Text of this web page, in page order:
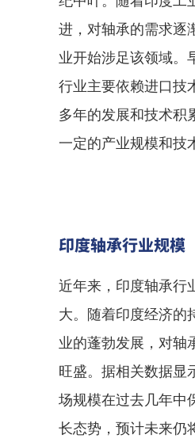
进，对轴承的需求逐
业开始涉足该领域。
行业主要依赖进口技
多年的发展和技术积
一定的产业规模和技
印度轴承行业规模
近年来，印度轴承行
大。随着印度经济的
业的蓬勃发展，对轴
旺盛。据相关数据显
场规模在过去几年中
长态势，预计未来仍